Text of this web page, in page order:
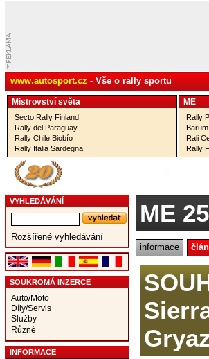
www.autosport.cz - Vše o rally sportu
Mistrovství­ světa
Secto Rally Finland
Rally del Paraguay
Rally Chile Biobío
Rally Italia Sardegna
ME
Rally
Rali
Rally
VYHLEDÁVÁNÍ
Rozšířené vyhledávání
SOUKROMÁ INZERCE
Auto/Moto
Díly/Servis
Služby
Různé
INFORMACE
ME 25
informace